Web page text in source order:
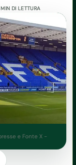
DI LETTURA
e Fonte X -